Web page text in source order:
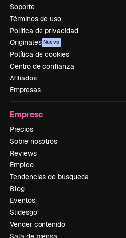
Soporte
Términos de uso
Política de privacidad
Originales Nuevo
Política de cookies
Centro de confianza
Afiliados
Empresas
Empresa
Precios
Sobre nosotros
Reviews
Empleo
Tendencias de búsqueda
Blog
Eventos
Slidesgo
Vender contenido
Sala de prensa